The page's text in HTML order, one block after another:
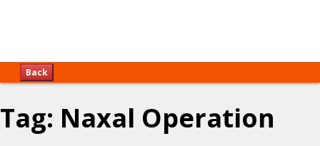
Back
Tag: Naxal Operation